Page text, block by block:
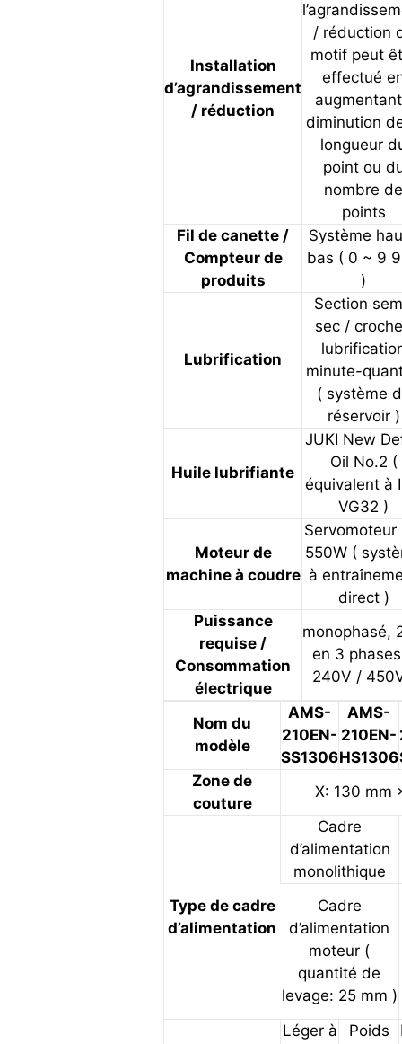
Installation
d’agrandissement
/ réduction
/ réduction
motif peut
effectué
diminution
longueur
point ou
nombre
points
Fil de canette /
Compteur de
produits
Système
bas ( 0 ~ 9
)
Lubrification
Section
sec /
minute-
( système
réservoir )
Huile lubrifiante
JUKI New
Oil No.2 (
équivalent à
VG32 )
Moteur de
machine à coudre
Servomoteur
550W (
à
direct )
Puissance
requise /
Consommation
électrique
monophasé,
en 3
240V /
Nom du
modèle
AMS-
210EN-
SS1306
AMS-
210EN-
HS1306
Zone de
couture
X: 130 mm
Type de cadre
d’alimentation
Cadre
d’alimentation
monolithique
Cadre
d’alimentation
moteur (
quantité de
levage: 25 mm )
Léger à
Poids